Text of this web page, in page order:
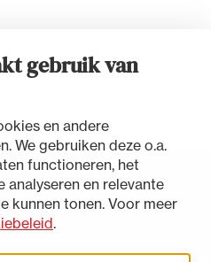
gebruik van
en andere
We gebruiken deze o.a.
functioneren, het
en relevante
kunnen tonen. Voor meer
.